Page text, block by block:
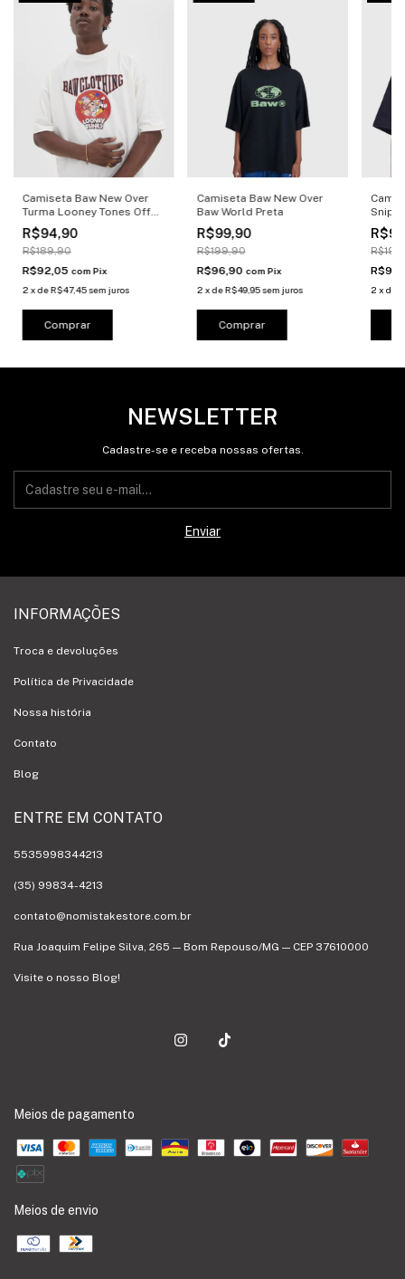
Camiseta Baw New Over
Turma Looney Tones Off
White
R$94,90
R$189,90
R$92,05 com Pix
2 xdeR$47,45sem juros
Comprar
Camiseta Baw New Over
Baw World Preta
R$99,90
R$199,90
R$96,90 com Pix
2 xdeR$49,95 sem juros
Comprar
Snip
2 x de
NEWSLETTER
Cadastre-se e receba nossas ofertas.
INFORMAÇÕES
Troca e devoluções
Política de Privacidade
Nossa história
Contato
Blog
ENTRE EM CONTATO
5535998344213
(35) 99834-4213
contato@nomistakestore.com.br
Rua Joaquim Felipe Silva, 265 — Bom Repouso/MG — CEP 37610000
Visite o nosso Blog!
Meios de pagamento
Meios de envio